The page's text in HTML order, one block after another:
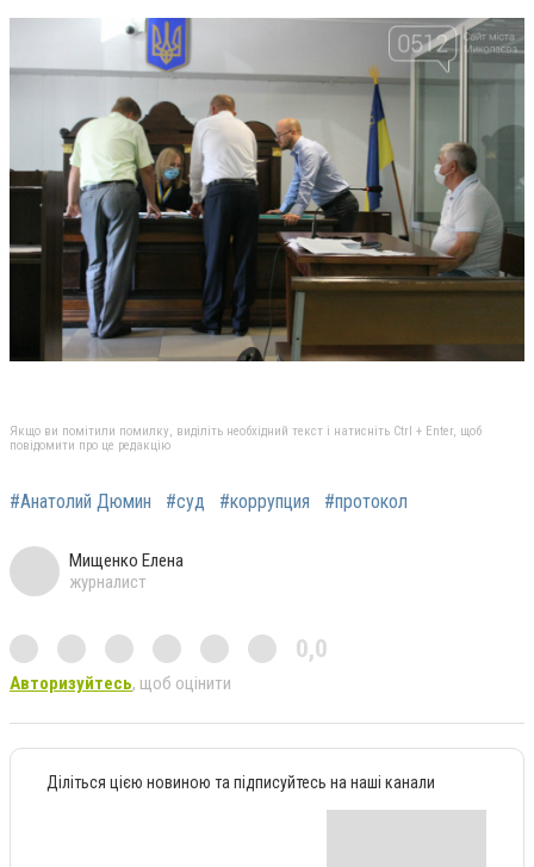
Якщо ви помітили помилку, виділіть необхідний текст і натисніть Ctrl + Enter, щоб
повідомити про це редакцію
#Анатолий Дюмин #суд #коррупция #протокол
Мищенко Елена
журналист
0,0
Авторизуйтесь, щоб оцінити
Діліться цією новиною та підписуйтесь на наші канали